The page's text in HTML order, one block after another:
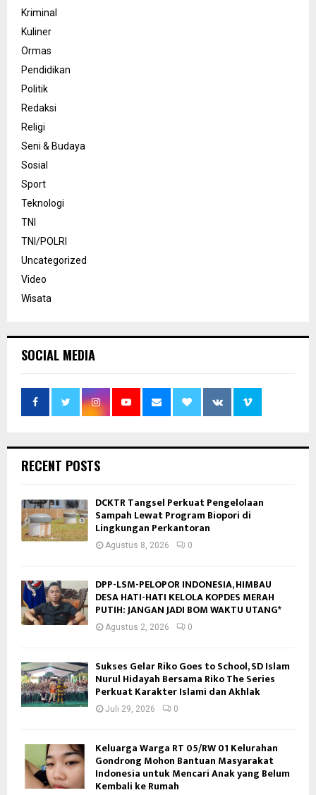
Kriminal
Kuliner
Ormas
Pendidikan
Politik
Redaksi
Religi
Seni & Budaya
Sosial
Sport
Teknologi
TNI
TNI/POLRI
Uncategorized
Video
Wisata
SOCIAL MEDIA
RECENT POSTS
DCKTR Tangsel Perkuat Pengelolaan
Sampah Lewat Program Biopori di
Lingkungan Perkantoran
Agustus 8, 2026 0
DPP-LSM-PELOPOR INDONESIA, HIMBAU
DESA HATI-HATI KELOLA KOPDES MERAH
PUTIH: JANGAN JADI BOM WAKTU UTANG*
Agustus 2, 2026 0
Sukses Gelar Riko Goes to School, SD Islam
Nurul Hidayah Bersama Riko The Series
Perkuat Karakter Islami dan Akhlak
Juli 29, 2026 0
Keluarga Warga RT 05/RW 01 Kelurahan
Gondrong Mohon Bantuan Masyarakat
Indonesia untuk Mencari Anak yang Belum
Kembali ke Rumah